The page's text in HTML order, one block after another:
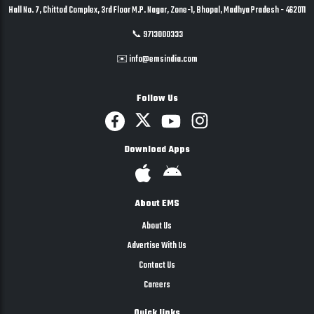
Hall No. 7, Chittod Complex, 3rd Floor M.P. Nagar, Zone-1, Bhopal, Madhya Pradesh - 462011
📞 9713000333
✉️ info@emsindia.com
Follow Us
Download Apps
About EMS
About Us
Advertise With Us
Contact Us
Careers